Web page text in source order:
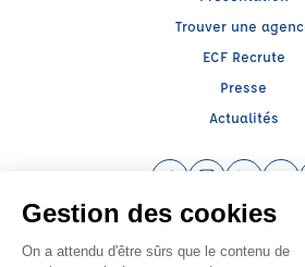
Trouver une
ECF Recrute
Presse
Actualités
Instagram
Raison sociale : DESAMAIS DUFOUR
SIREN: 420174146 - Numéro de TVA